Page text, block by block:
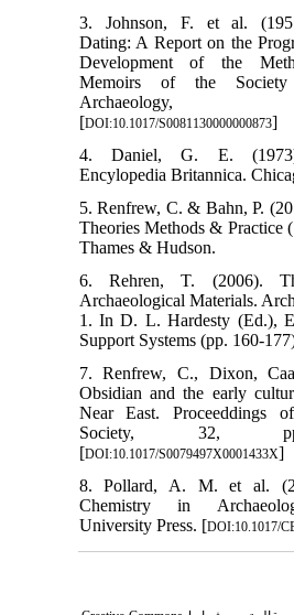
3. Johnson, F. et al.
Dating: A Report on the
Development of the
Memoirs of the
[DOI:10.1017/S0081130000000873]
4. Daniel, G. E. (1973).
Encylopedia Britannica.
5. Renfrew, C. & Bahn, P.
Theories Methods & Practice
Thames & Hudson.
6. Rehren, T. (2006).
Archaeological Materials.
1. In D. L. Hardesty (Ed.),
Support Systems (pp. 160-
7. Renfrew, C., Dixon,
Obsidian and the early
Near East. Proceeddings
Society, 32,
[DOI:10.1017/S0079497X0001433X]
8. Pollard, A. M. et al.
Chemistry in
University Press. [DOI:10.1017/